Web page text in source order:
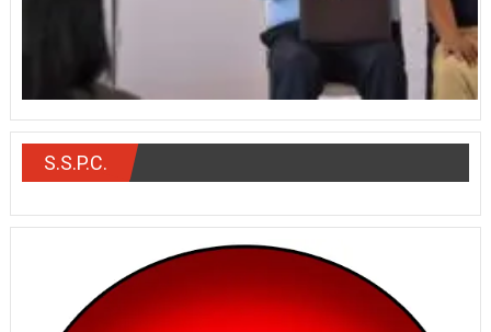
S.S.P.C.